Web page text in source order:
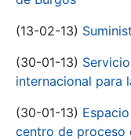
(13-02-13)
(30-01-13)
internacional para
(30-01-13)
centro de proceso